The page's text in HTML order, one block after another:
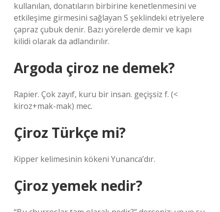
kullanılan, donatıların birbirine kenetlenmesini ve
etkileşime girmesini sağlayan S şeklindeki etriyelere
çapraz çubuk denir. Bazı yörelerde demir ve kapı
kilidi olarak da adlandırılır.
Argoda çiroz ne demek?
Rapier. Çok zayıf, kuru bir insan. geçişsiz f. (<
kiroz+mak-mak) mec.
Çiroz Türkçe mi?
Kipper kelimesinin kökeni Yunanca’dır.
Çiroz yemek nedir?